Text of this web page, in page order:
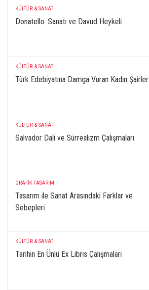
KÜLTÜR & SANAT
Donatello: Sanatı ve Davud Heykeli
KÜLTÜR & SANAT
Türk Edebiyatına Damga Vuran Kadın Şairler
KÜLTÜR & SANAT
Salvador Dali ve Sürrealizm Çalışmaları
GRAFİK TASARIM
Tasarım ile Sanat Arasındaki Farklar ve
Sebepleri
KÜLTÜR & SANAT
Tarihin En Ünlü Ex Libris Çalışmaları